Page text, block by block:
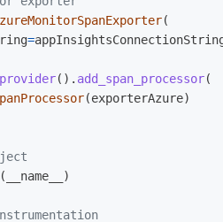
(
=
(). add_span_processor(
(exporterAzure)
( __name__ )